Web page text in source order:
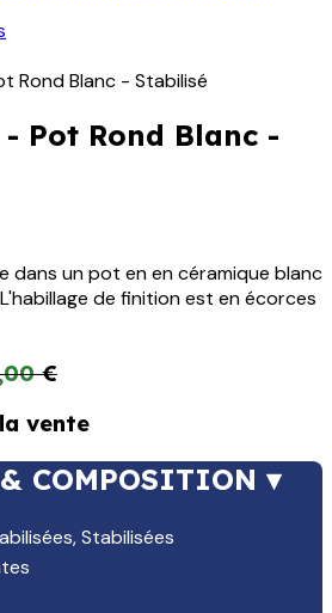
Rond Blanc - Stabilisé
- Pot Rond Blanc -
dans un pot en en céramique blanc
de finition est en écorces
€
vente
COMPOSITION ▾
,Stabilisées